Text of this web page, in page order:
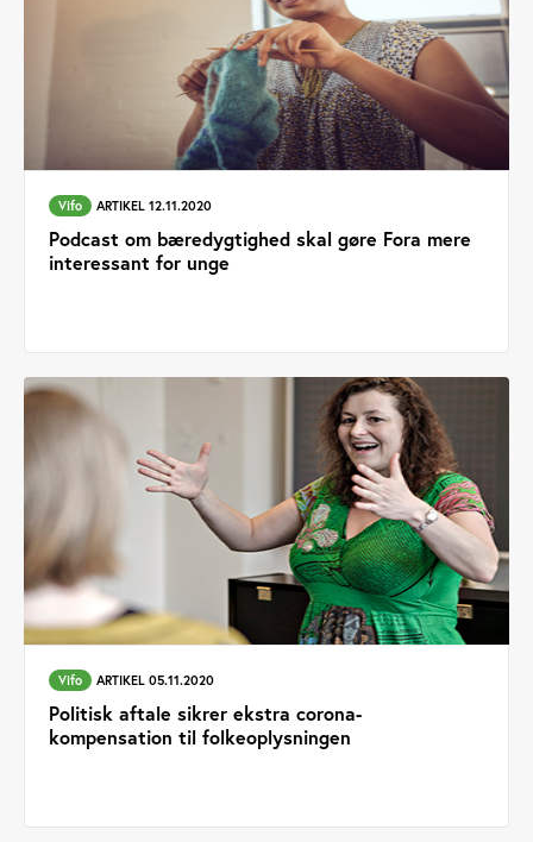
Vifo ARTIKEL 12.11.2020
Podcast om bæredygtighed skal gøre Fora mere
interessant for unge
Vifo ARTIKEL 05.11.2020
Politisk aftale sikrer ekstra corona-
kompensation til folkeoplysningen